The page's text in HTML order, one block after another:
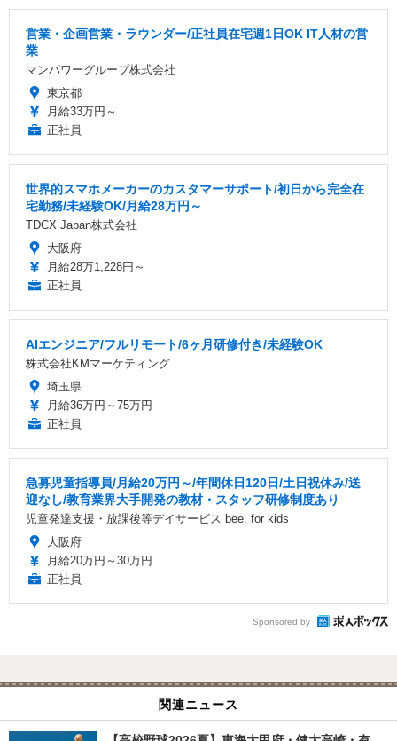
営業・企画営業・ラウンダー/正社員在宅週1日OK IT人材の営
業
マンパワーグループ株式会社
東京都
月給33万円～
正社員
世界的スマホメーカーのカスタマーサポート/初日から完全在
宅勤務/未経験OK/月給28万円～
TDCX Japan株式会社
大阪府
月給28万1,228円～
正社員
AIエンジニア/フルリモート/6ヶ月研修付き/未経験OK
株式会社KMマーケティング
埼玉県
月給36万円～75万円
正社員
急募児童指導員/月給20万円～/年間休日120日/土日祝休み/送
迎なし/教育業界大手開発の教材・スタッフ研修制度あり
児童発達支援・放課後等デイサービス bee. for kids
大阪府
月給20万円～30万円
正社員
Sponsored by
関連ニュース